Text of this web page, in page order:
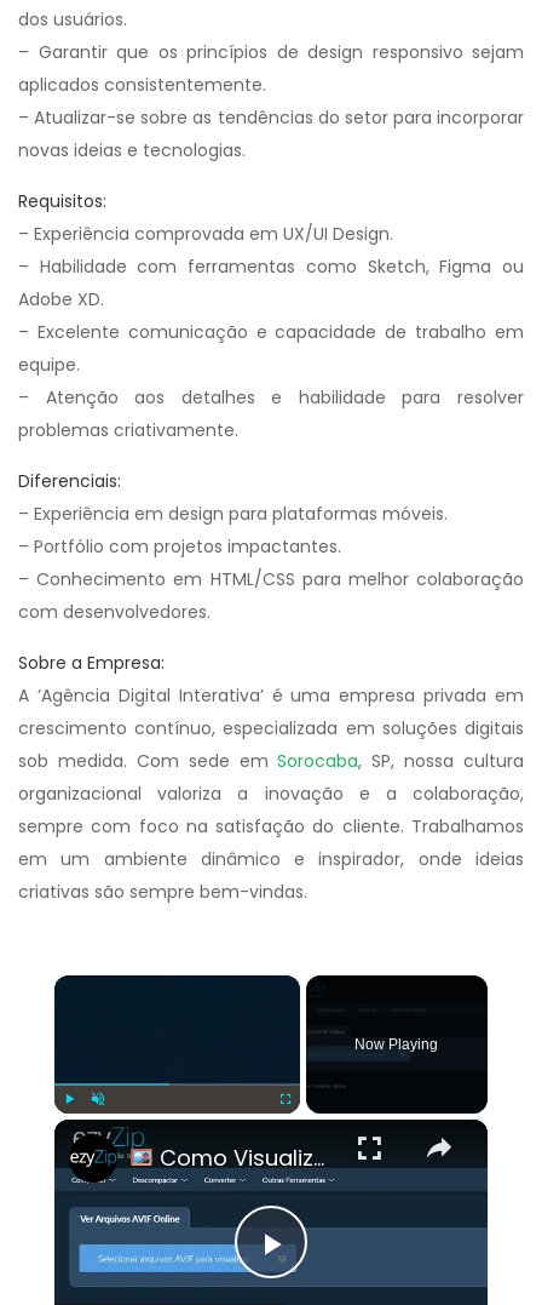
dos usuários.
– Garantir que os princípios de design responsivo sejam
aplicados consistentemente.
– Atualizar-se sobre as tendências do setor para incorporar
novas ideias e tecnologias.
Requisitos:
– Experiência comprovada em UX/UI Design.
– Habilidade com ferramentas como Sketch, Figma ou
Adobe XD.
– Excelente comunicação e capacidade de trabalho em
equipe.
– Atenção aos detalhes e habilidade para resolver
problemas criativamente.
Diferenciais:
– Experiência em design para plataformas móveis.
– Portfólio com projetos impactantes.
– Conhecimento em HTML/CSS para melhor colaboração
com desenvolvedores.
Sobre a Empresa:
A ‘Agência Digital Interativa’ é uma empresa privada em
crescimento contínuo, especializada em soluções digitais
sob medida. Com sede emSorocaba, SP, nossa cultura
organizacional valoriza a inovação e a colaboração,
sempre com foco na satisfação do cliente. Trabalhamos
em um ambiente dinâmico e inspirador, onde ideias
criativas são sempre bem-vindas.
×
Unmute
Now Playing
×
Play
Como Visualizar Arquivos AVIF Online Gratuitamente | SEM Necessidade De Instalar Nenhum Software